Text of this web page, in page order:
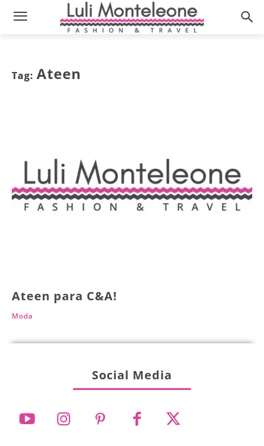
Tag: Ateen
Ateen para C&A!
Moda
Social Media